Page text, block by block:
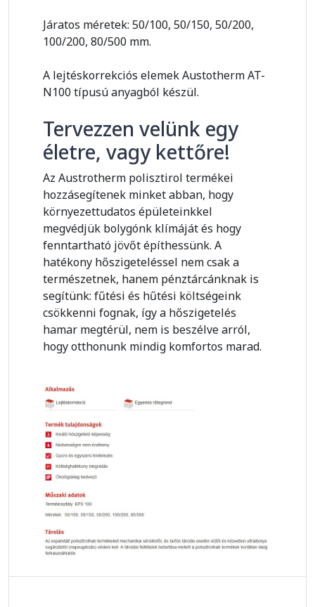
Járatos méretek: 50/100, 50/150, 50/200,
100/200, 80/500 mm.
A lejtéskorrekciós elemek Austotherm AT-
N100 típusú anyagból készül.
Tervezzen velünk egy
életre, vagy kettőre!
Az Austrotherm polisztirol termékei
hozzásegítenek minket abban, hogy
környezettudatos épületeinkkel
megvédjük bolygónk klímáját és hogy
fenntartható jövőt építhessünk. A
hatékony hőszigeteléssel nem csak a
természetnek, hanem pénztárcánknak is
segítünk: fűtési és hűtési költségeink
csökkenni fognak, így a hőszigetelés
hamar megtérül, nem is beszélve arról,
hogy otthonunk mindig komfortos marad.